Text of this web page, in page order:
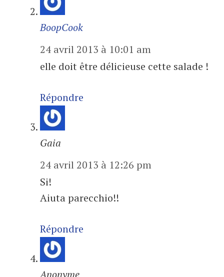
BoopCook
24 avril 2013 à 10:01 am
elle doit être délicieuse cette salade !
Répondre
Gaia
24 avril 2013 à 12:26 pm
Si!
Aiuta parecchio!!
Répondre
Anonyme